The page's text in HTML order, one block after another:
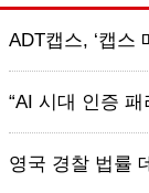
ADT캡스, ‘캡스
“AI 시대 인증
영국 경찰 법률